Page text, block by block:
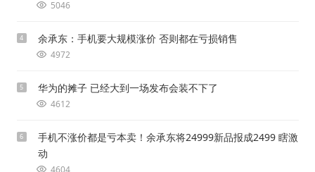
5046
4 余承东：手机要大规模涨价 否则都在亏损销售
4972
5 华为的摊子 已经大到一场发布会装不下了
4612
6
手机不涨价都是亏本卖！余承东将24999新品报成2499 瞎激
动
4604